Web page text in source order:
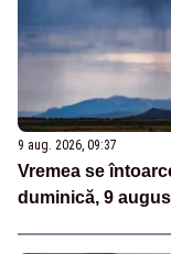
9 aug. 2026, 09:37
Vremea se
duminică, 9